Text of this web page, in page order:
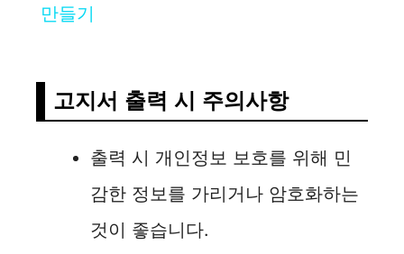
V
i
d
만들기
고지서 출력 시 주의사항
출력 시 개인정보 보호를 위해 민
감한 정보를 가리거나 암호화하는
것이 좋습니다.